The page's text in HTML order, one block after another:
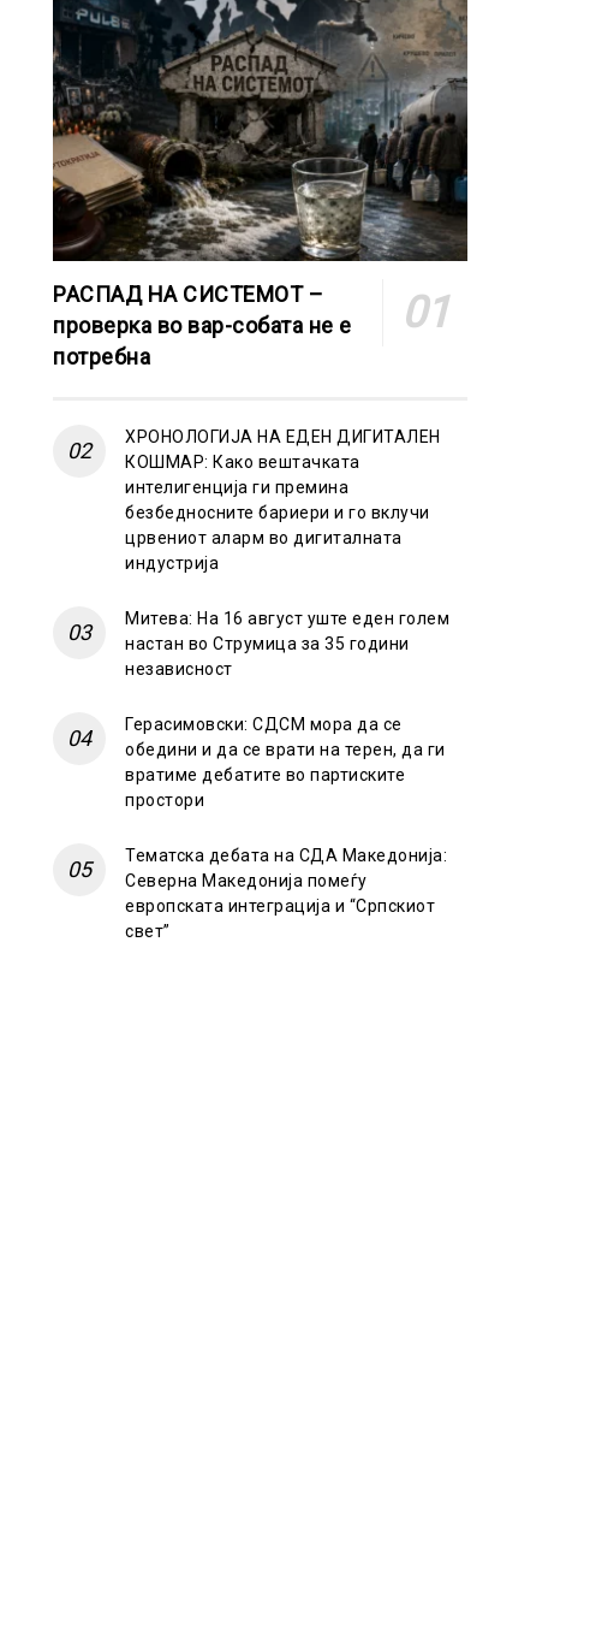
РАСПАД НА СИСТЕМОТ –
проверка во вар-собата не е
потребна
ХРОНОЛОГИЈА НА ЕДЕН ДИГИТАЛЕН
КОШМАР: Како вештачката
интелигенција ги премина
безбедносните бариери и го вклучи
црвениот аларм во дигиталната
индустрија
Митева: На 16 август уште еден голем
настан во Струмица за 35 години
независност
Герасимовски: СДСМ мора да се
обедини и да се врати на терен, да ги
вратиме дебатите во партиските
простори
Тематска дебата на СДА Македонија:
Северна Македонија помеѓу
европската интеграција и “Српскиот
свет”